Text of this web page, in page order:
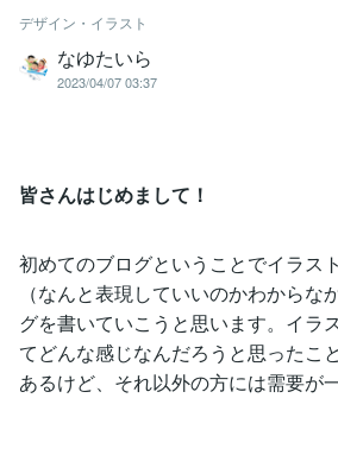
デザイン・イラスト
なゆたいら
2023/04/07 03:37
皆さんはじめまして！
初めてのブログということでイラス
（なんと表現していいのかわからな
グを書いていこうと思います。イラ
てどんな感じなんだろうと思ったこ
あるけど、それ以外の方には需要が